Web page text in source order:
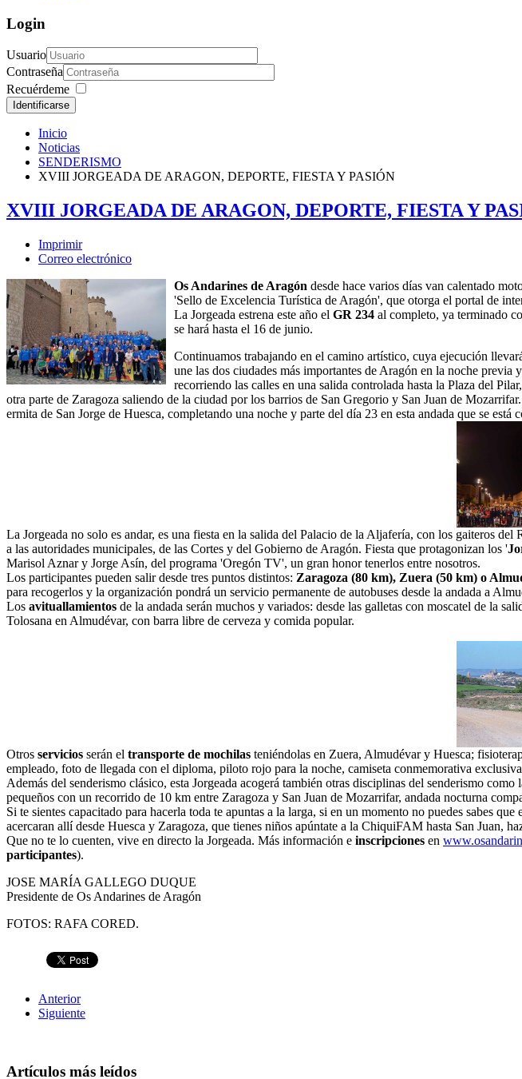
Login
Usuario
Contraseña
Recuérdeme
Identificarse
Inicio
Noticias
SENDERISMO
XVIII JORGEADA DE ARAGON, DEPORTE, FIESTA Y PASIÓN
XVIII JORGEADA DE ARAGON, DEPORTE, FIESTA Y
Imprimir
Correo electrónico
Os Andarines de Aragón desde hace varios días van calentado
'Sello de Excelencia Turística de Aragón', que otorga el portal de
La Jorgeada estrena este año el GR 234 al completo, ya terminado
se hará hasta el 16 de junio.
Continuamos trabajando en el camino artístico, cuya ejecución
une las dos ciudades más importantes de Aragón en la noche
recorriendo las calles en una salida controlada hasta la Plaza del
otra parte de Zaragoza saliendo de la ciudad por los barrios de San Gregorio y San Juan de
ermita de San Jorge de Huesca, completando una noche y parte del día 23 en esta andada que se está
La Jorgeada no solo es andar, es una fiesta en la salida del Palacio de la Aljafería, con los gaiteros del
a las autoridades municipales, de las Cortes y del Gobierno de Aragón. Fiesta que protagonizan los '
Marisol Aznar y Jorge Asín, del programa 'Oregón TV', un gran honor tenerlos entre nosotros.
Los participantes pueden salir desde tres puntos distintos: Zaragoza (80 km), Zuera (50 km) o
para recogerlos y la organización pondrá un servicio permanente de autobuses desde la andada a
Los avituallamientos de la andada serán muchos y variados: desde las galletas con moscatel de la
Tolosana en Almudévar, con barra libre de cerveza y comida popular.
Otros servicios serán el transporte de mochilas teniéndolas en Zuera, Almudévar y Huesca;
empleado, foto de llegada con el diploma, piloto rojo para la noche, camiseta conmemorativa
Además del senderismo clásico, esta Jorgeada acogerá también otras disciplinas del senderismo
pequeños con un recorrido de 10 km entre Zaragoza y San Juan de Mozarrifar, andada nocturna
Si te sientes capacitado para hacerla toda te apuntas a la larga, si en un momento no puedes sabes
acercaran allí desde Huesca y Zaragoza, que tienes niños apúntate a la ChiquiFAM hasta San Juan,
Que no te lo cuenten, vive en directo la Jorgeada. Más información e inscripciones en
participantes).
JOSE MARÍA GALLEGO DUQUE
Presidente de Os Andarines de Aragón
FOTOS: RAFA CORED.
Anterior
Siguiente
Artículos más leídos